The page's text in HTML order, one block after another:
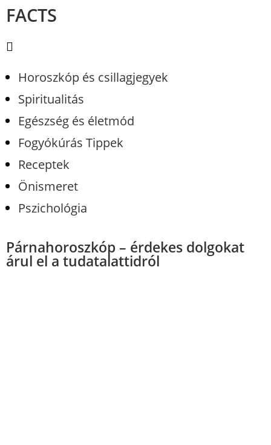
FACTS
Horoszkóp és csillagjegyek
Spiritualitás
Egészség és életmód
Fogyókúrás Tippek
Receptek
Önismeret
Pszichológia
Párnahoroszkóp – érdekes dolgokat
árul el a tudatalattidról